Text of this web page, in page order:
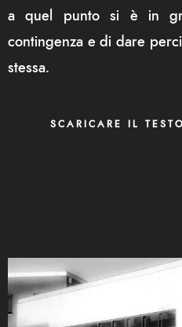
a quel punto si è in
contingenza e di dare
stessa.
SCARICARE IL